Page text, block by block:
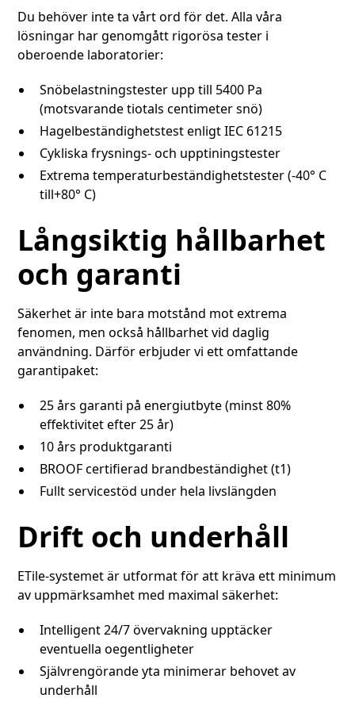
Du behöver inte ta vårt ord för det. Alla våra
lösningar har genomgått rigorösa tester i
oberoende laboratorier:
Snöbelastningstester upp till 5400 Pa
(motsvarande tiotals centimeter snö)
Hagelbeständighetstest enligt IEC 61215
Cykliska frysnings- och upptiningstester
Extrema temperaturbeständighetstester (-40° C
till+80° C)
Långsiktig hållbarhet
och garanti
Säkerhet är inte bara motstånd mot extrema
fenomen, men också hållbarhet vid daglig
användning. Därför erbjuder vi ett omfattande
garantipaket:
25 års garanti på energiutbyte (minst 80%
effektivitet efter 25 år)
10 års produktgaranti
BROOF certifierad brandbeständighet (t1)
Fullt servicestöd under hela livslängden
Drift och underhåll
ETile-systemet är utformat för att kräva ett minimum
av uppmärksamhet med maximal säkerhet:
Intelligent 24/7 övervakning upptäcker
eventuella oegentligheter
Självrengörande yta minimerar behovet av
underhåll